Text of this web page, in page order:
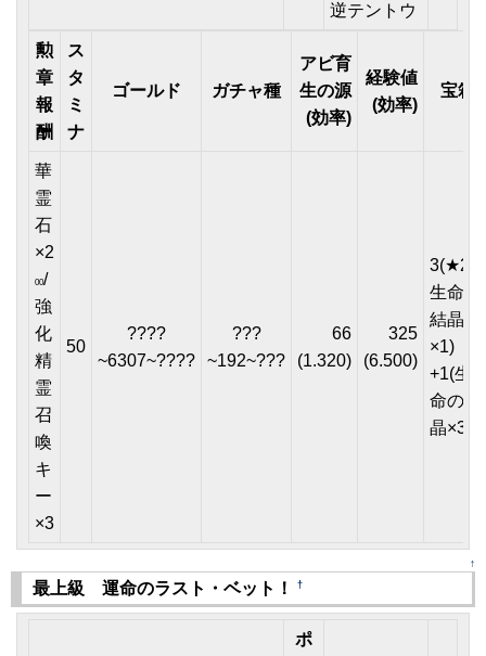
逆テントウ
勲
章
報
酬
ス
タ
ミ
ナ
ゴールド ガチャ種
アビ育
生の源
(効率)
経験値
(効率)
宝箱
華
霊
石
×2
00/
強
化
精
霊
召
喚
キ
ー
×3
50
????
~6307~????
???
~192~???
66
(1.320)
325
(6.500)
3(★2or
生命の
結晶
×1)
+1(生
命の結
晶×3)
↑
最上級 運命のラスト・ベット！ †
ポ